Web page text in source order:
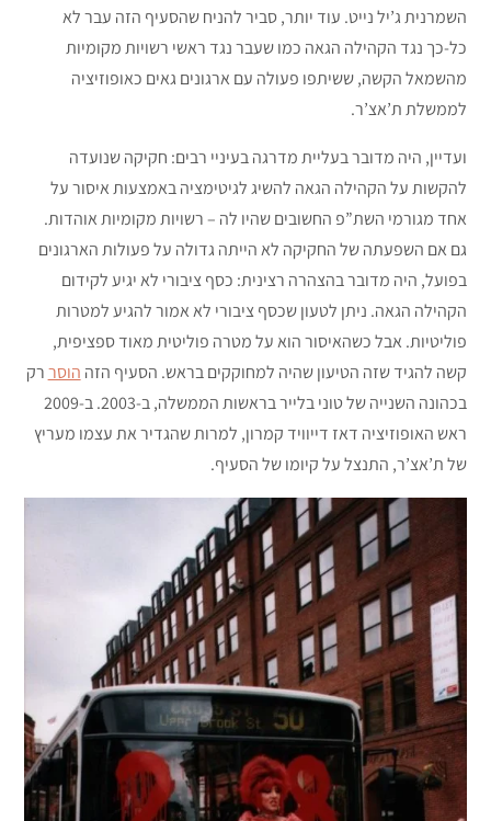
השמרנית ג’יל נייט. עוד יותר, סביר להניח שהסעיף הזה עבר לא
כל-כך נגד הקהילה הגאה כמו שעבר נגד ראשי רשויות מקומיות
מהשמאל הקשה, ששיתפו פעולה עם ארגונים גאים כאופוזיציה
לממשלת ת’אצ’ר.
ועדיין, היה מדובר בעליית מדרגה בעיניי רבים: חקיקה שנועדה
להקשות על הקהילה הגאה להשיג לגיטימציה באמצעות איסור על
אחד מגורמי השת”פ החשובים שהיו לה – רשויות מקומיות אוהדות.
גם אם השפעתה של החקיקה לא הייתה גדולה על פעולות הארגונים
בפועל, היה מדובר בהצהרה רצינית: כסף ציבורי לא יגיע לקידום
הקהילה הגאה. ניתן לטעון שכסף ציבורי לא אמור להגיע למטרות
פוליטיות. אבל כשהאיסור הוא על מטרה פוליטית מאוד ספציפית,
קשה להגיד שזה הטיעון שהיה למחוקקים בראש. הסעיף הזה הוסררק
בכהונה השנייה של טוני בלייר בראשות הממשלה, ב-2003. ב-2009
ראש האופוזיציה דאז דייוויד קמרון, למרות שהגדיר את עצמו מעריץ
של ת’אצ’ר, התנצל על קיומו של הסעיף.